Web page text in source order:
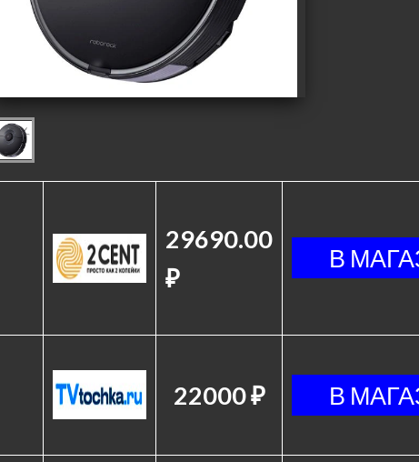
29690.00
₽
22000 ₽